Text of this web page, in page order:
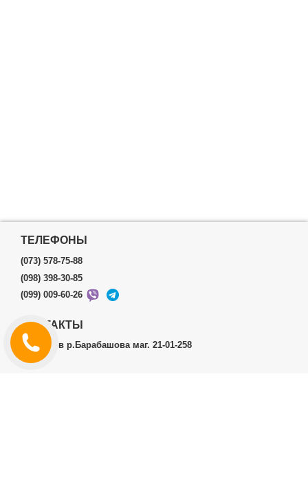
ТЕЛЕФОНЫ
(073) 578-75-88
(098) 398-30-85
(099) 009-60-26
КОНТАКТЫ
г.Харьков р.Барабашова маг. 21-01-258